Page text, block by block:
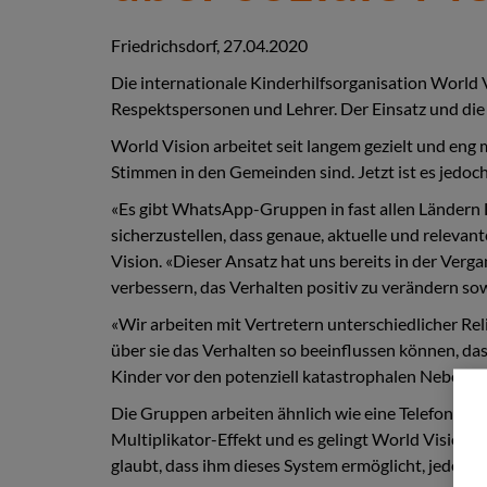
Friedrichsdorf, 27.04.2020
Die internationale Kinderhilfsorganisation World
Respektspersonen und Lehrer. Der Einsatz und
World Vision arbeitet seit langem gezielt und eng
Stimmen in den Gemeinden sind. Jetzt ist es
«Es gibt WhatsApp-Gruppen in fast allen
sicherzustellen, dass genaue, aktuelle und
Vision. «Dieser Ansatz hat uns bereits in der
verbessern, das Verhalten positiv zu verändern
«Wir arbeiten mit Vertretern unterschiedlicher
über sie das Verhalten so beeinflussen können,
Kinder vor den potenziell katastrophalen
Die Gruppen arbeiten ähnlich wie eine
Multiplikator-Effekt und es gelingt World Vision,
glaubt, dass ihm dieses System ermöglicht, jede